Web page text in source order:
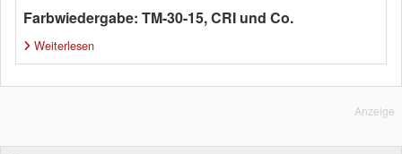
Farbwiedergabe: TM-30-15, CRI und Co.
Weiterlesen
Anzeige